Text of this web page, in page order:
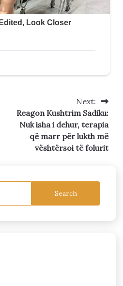
Next:
Reagon Kushtrim Sadiku:
Nuk isha i dehur, terapia
që marr për lukth më
vështërsoi të folurit
Search